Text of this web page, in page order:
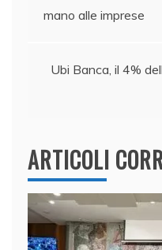
o
k
n
articoli
mano alle imprese
Ubi Banca, il 4%
ARTICOLI